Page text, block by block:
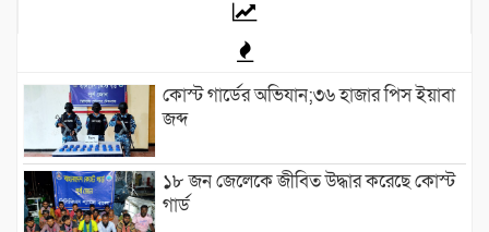
কোস্ট গার্ডের অভিযান;৩৬ হাজার পিস ইয়াবা
জব্দ
১৮ জন জেলেকে জীবিত উদ্ধার করেছে কোস্ট
গার্ড